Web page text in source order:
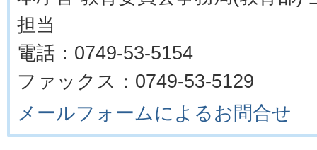
担当
電話：0749-53-5154
ファックス：0749-53-5129
メールフォームによるお問合せ